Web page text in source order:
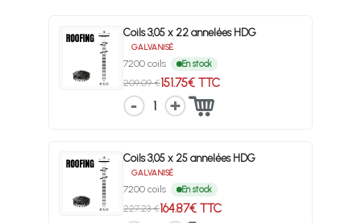
Coils 3,05 x 22 annelées HDG
GALVANISÉ
7200 coils En stock
209.09 €151.75€ TTC
1
Coils 3,05 x 25 annelées HDG
GALVANISÉ
7200 coils En stock
227.23 €164.87€ TTC